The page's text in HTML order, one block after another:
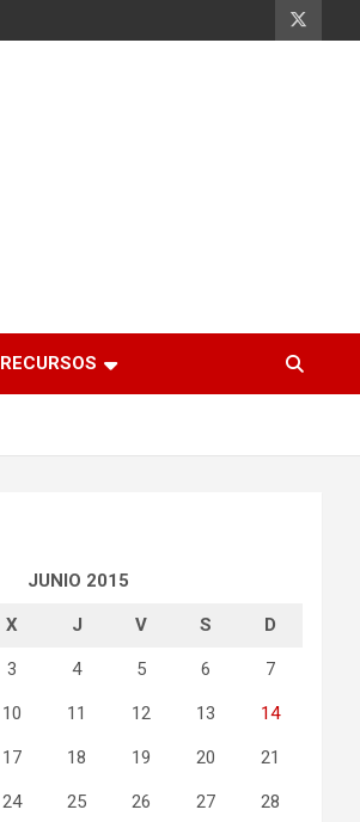
RECURSOS
JUNIO 2015
X J V S D
3 4 5 6 7
10 11 12 13 14
17 18 19 20 21
24 25 26 27 28